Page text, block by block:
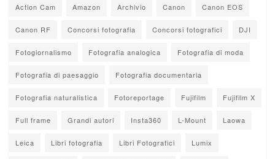
Action Cam Amazon Archivio Canon Canon EOS
Canon RF Concorsi fotografia Concorsi fotografici DJI
Fotogiornalismo Fotografia analogica Fotografia di moda
Fotografia di paesaggio Fotografia documentaria
Fotografia naturalistica Fotoreportage Fujifilm Fujifilm X
Full frame Grandi autori Insta360 L-Mount Laowa
Leica Libri fotografia Libri Fotografici Lumix